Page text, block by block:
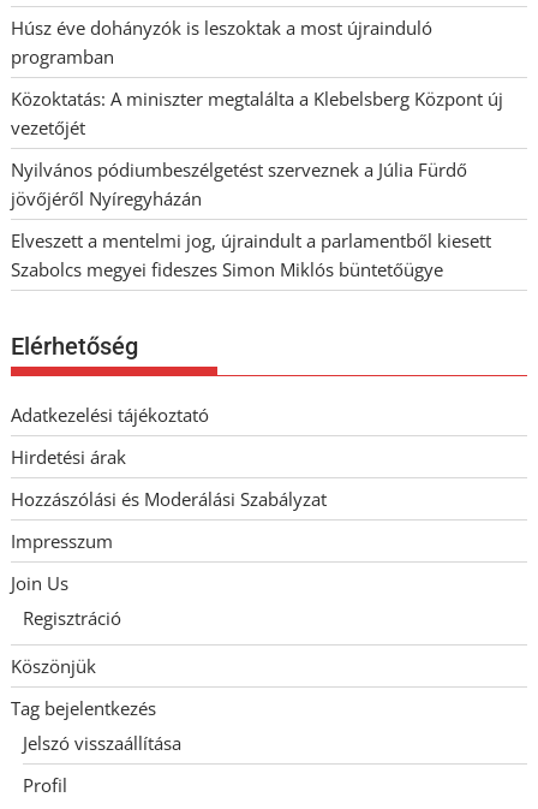
Húsz éve dohányzók is leszoktak a most újrainduló
programban
Közoktatás: A miniszter megtalálta a Klebelsberg Központ új
vezetőjét
Nyilvános pódiumbeszélgetést szerveznek a Júlia Fürdő
jövőjéről Nyíregyházán
Elveszett a mentelmi jog, újraindult a parlamentből kiesett
Szabolcs megyei fideszes Simon Miklós büntetőügye
Elérhetőség
Adatkezelési tájékoztató
Hirdetési árak
Hozzászólási és Moderálási Szabályzat
Impresszum
Join Us
Regisztráció
Köszönjük
Tag bejelentkezés
Jelszó visszaállítása
Profil